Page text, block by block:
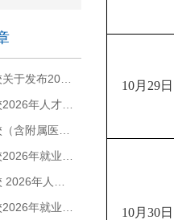
于发布20…
年人才…
含附属医…
年就业…
2026年人…
年就业…
10月 29日
10月 30日